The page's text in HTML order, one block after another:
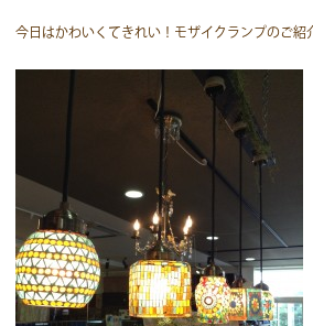
今日はかわいくてきれい！モザイクランプのご紹